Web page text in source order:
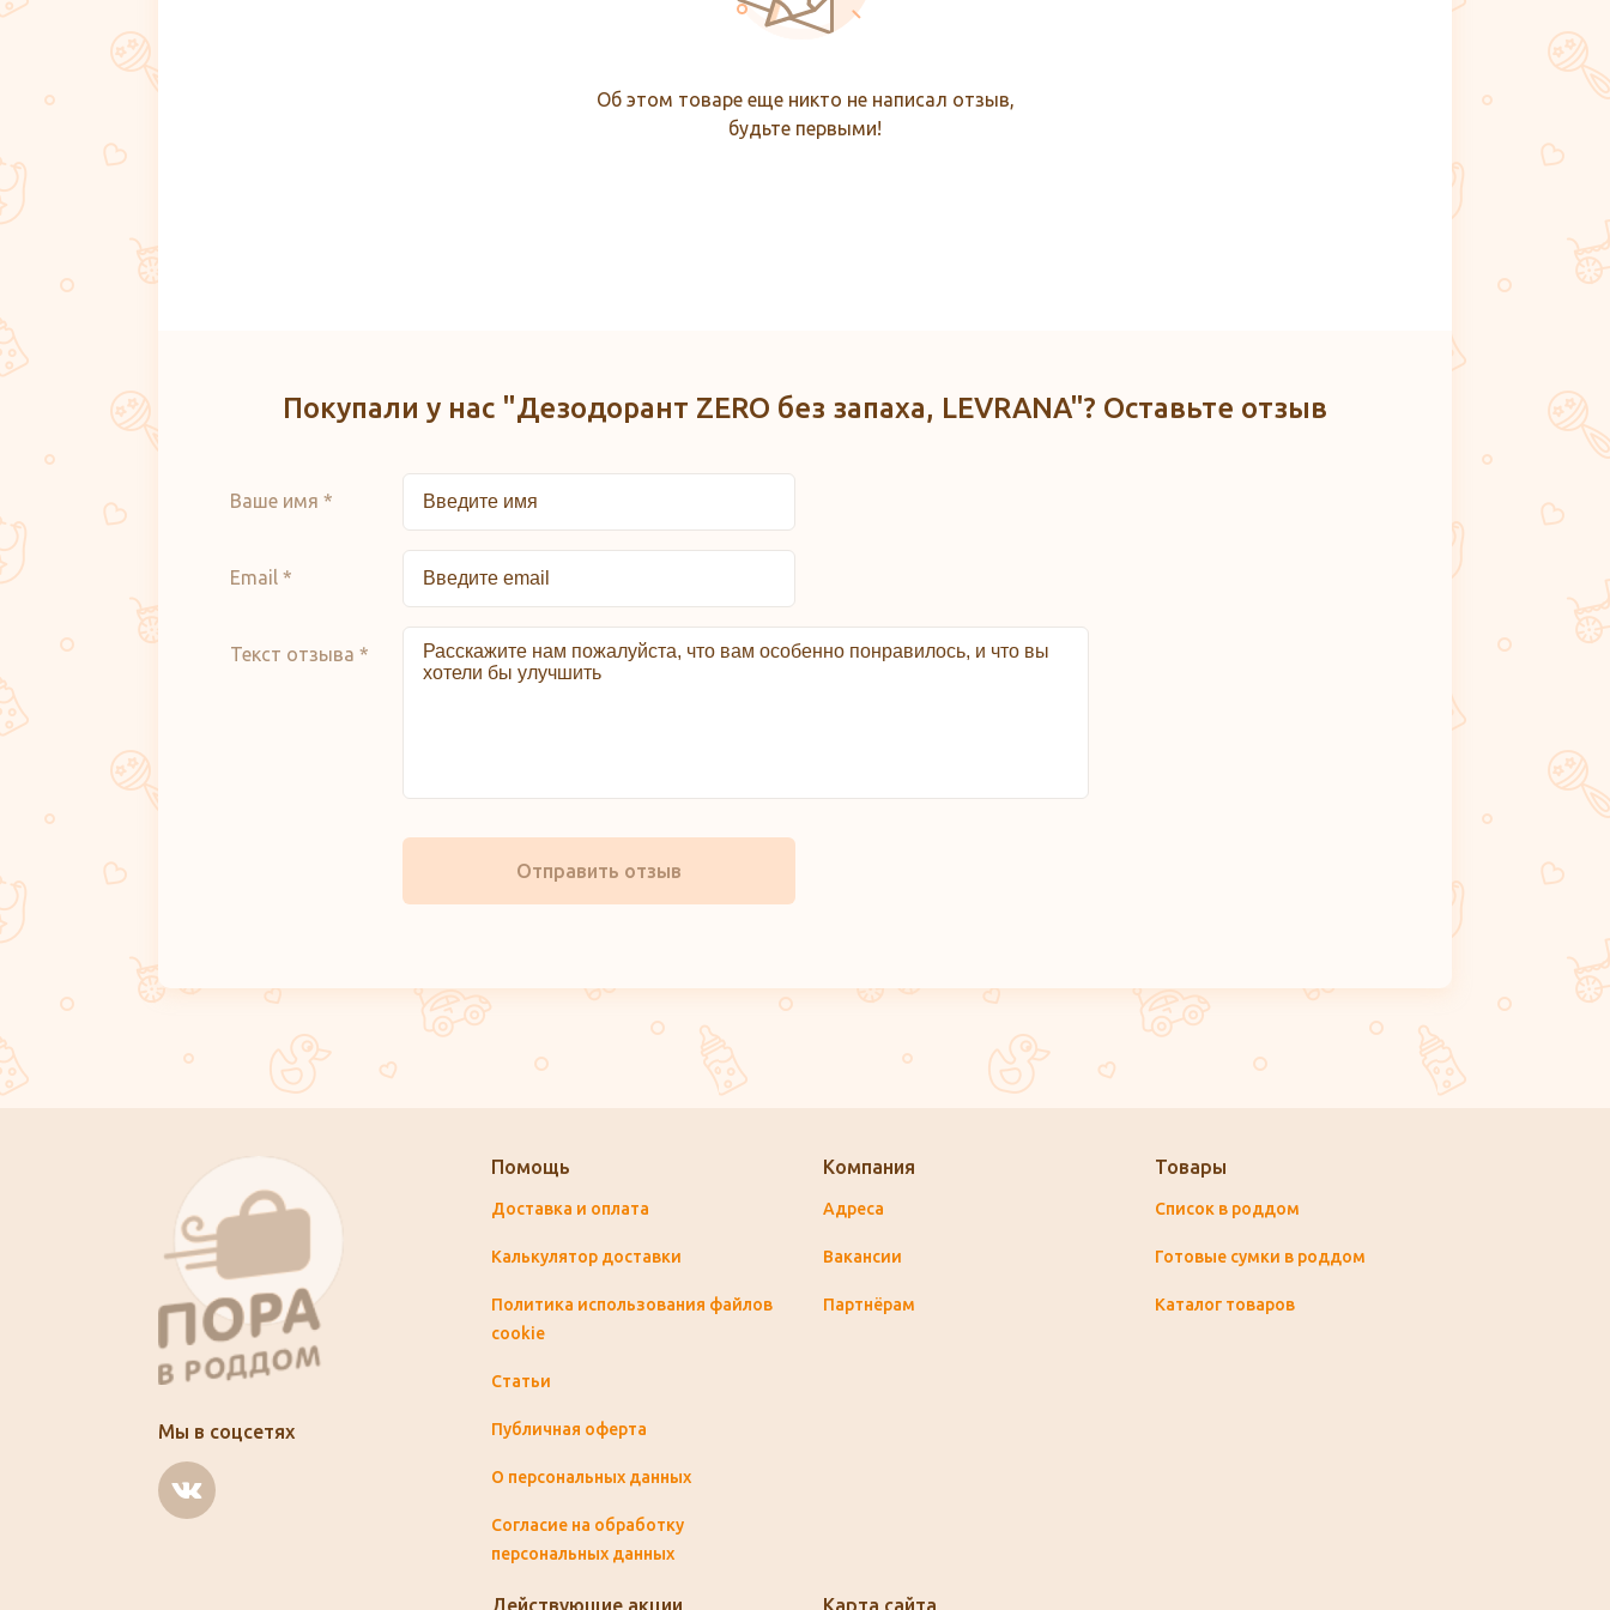
Об этом товаре еще никто не написал отзыв,
будьте первыми!
Покупали у нас "Дезодорант ZERO без запаха, LEVRANA"? Оставьте отзыв
Ваше имя *
Email *
Текст отзыва *
Отправить отзыв
Мы в соцсетях
Помощь
Доставка и оплата
Калькулятор доставки
Политика использования файлов
cookie
Статьи
Публичная оферта
О персональных данных
Согласие на обработку
персональных данных
Компания
Адреса
Вакансии
Партнёрам
Товары
Список в роддом
Готовые сумки в роддом
Каталог товаров
Действующие акции Карта сайта